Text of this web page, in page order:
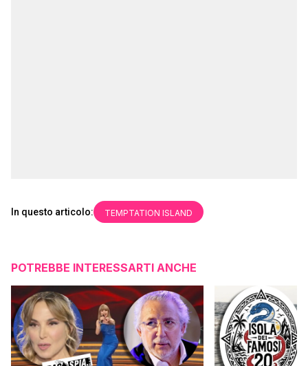
In questo articolo: TEMPTATION ISLAND
POTREBBE INTERESSARTI ANCHE